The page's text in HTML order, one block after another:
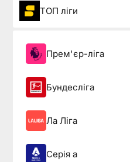
ТОП ліги
Прем'єр-ліга
Бундесліга
Ла Ліга
Серія а